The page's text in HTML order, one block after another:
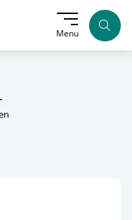
Menu